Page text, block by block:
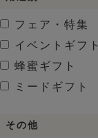
フェア・特集
イベントギフト
蜂蜜ギフト
ミードギフト
その他